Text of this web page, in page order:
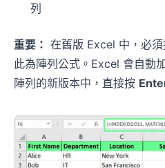
列
重要： 在舊版 Excel 中，必
此為陣列公式。Excel 會自動
陣列的新版本中，直接按